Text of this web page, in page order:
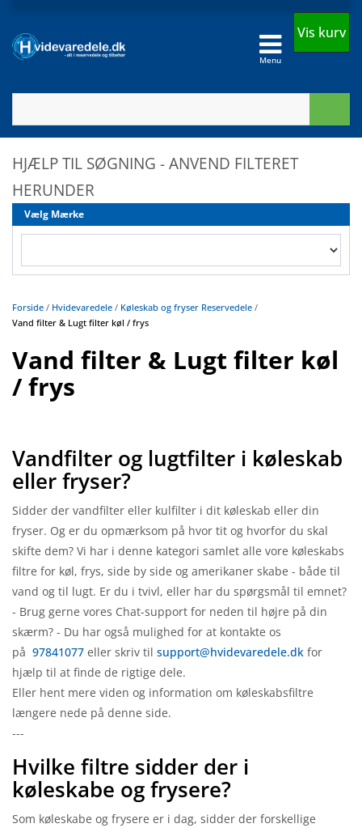
Menu
Vis kurv
HJÆLP TIL SØGNING - ANVEND FILTERET
HERUNDER
Vælg Mærke
Forside / Hvidevaredele / Køleskab og fryser Reservedele /
Vand filter & Lugt filter køl / frys
Vand filter & Lugt filter køl
/ frys
Vandfilter og lugtfilter i køleskab
eller fryser?
Sidder der vandfilter eller kulfilter i dit køleskab eller din
fryser. Og er du opmærksom på hvor tit og hvorfor du skal
skifte dem? Vi har i denne kategori samlet alle vore køleskabs
filtre for køl, frys, side by side og amerikaner skabe - både til
vand og til lugt. Er du i tvivl, eller har du spørgsmål til emnet?
- Brug gerne vores Chat-support for neden til højre på din
skærm? - Du har også mulighed for at kontakte os
på 97841077 eller skriv til support@hvidevaredele.dk for
hjælp til at finde de rigtige dele.
Eller hent mere viden og information om køleskabsfiltre
længere nede på denne side.
---
Hvilke filtre sidder der i
køleskabe og frysere?
Som køleskabe og frysere er i dag, sidder der forskellige